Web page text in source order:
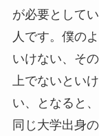
が必要として
人です。僕の
いけない、そ
上でないとい
い、となると
同じ大学出身